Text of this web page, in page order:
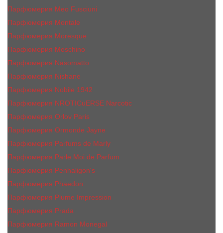
Парфюмерия Meo Fusciuni
Парфюмерия Montale
Парфюмерия Moresque
Парфюмерия Moschino
Парфюмерия Nasomatto
Парфюмерия Nishane
Парфюмерия Nobile 1942
Парфюмерия NROTICuERSE Narcotic
Парфюмерия Orlov Paris
Парфюмерия Ormonde Jayne
Парфюмерия Parfums de Marly
Парфюмерия Parle Moi de Parfum
Парфюмерия Penhaligon's
Парфюмерия Phaedon
Парфюмерия Plume Impression
Парфюмерия Prada
Парфюмерия Ramon Monegal